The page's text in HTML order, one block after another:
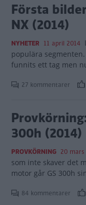
Första
NX (2014)
NYHETER 11 april 2014
populära
funnits ett tag men
27 kommentarer
300h (2014)
PROVKÖRNING 20 mars
som inte skaver det
motor går GS 300h
84 kommentarer